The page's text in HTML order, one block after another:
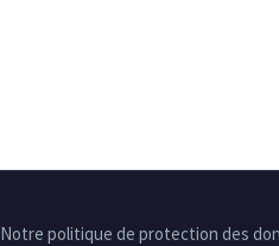
Notre politique de protection des